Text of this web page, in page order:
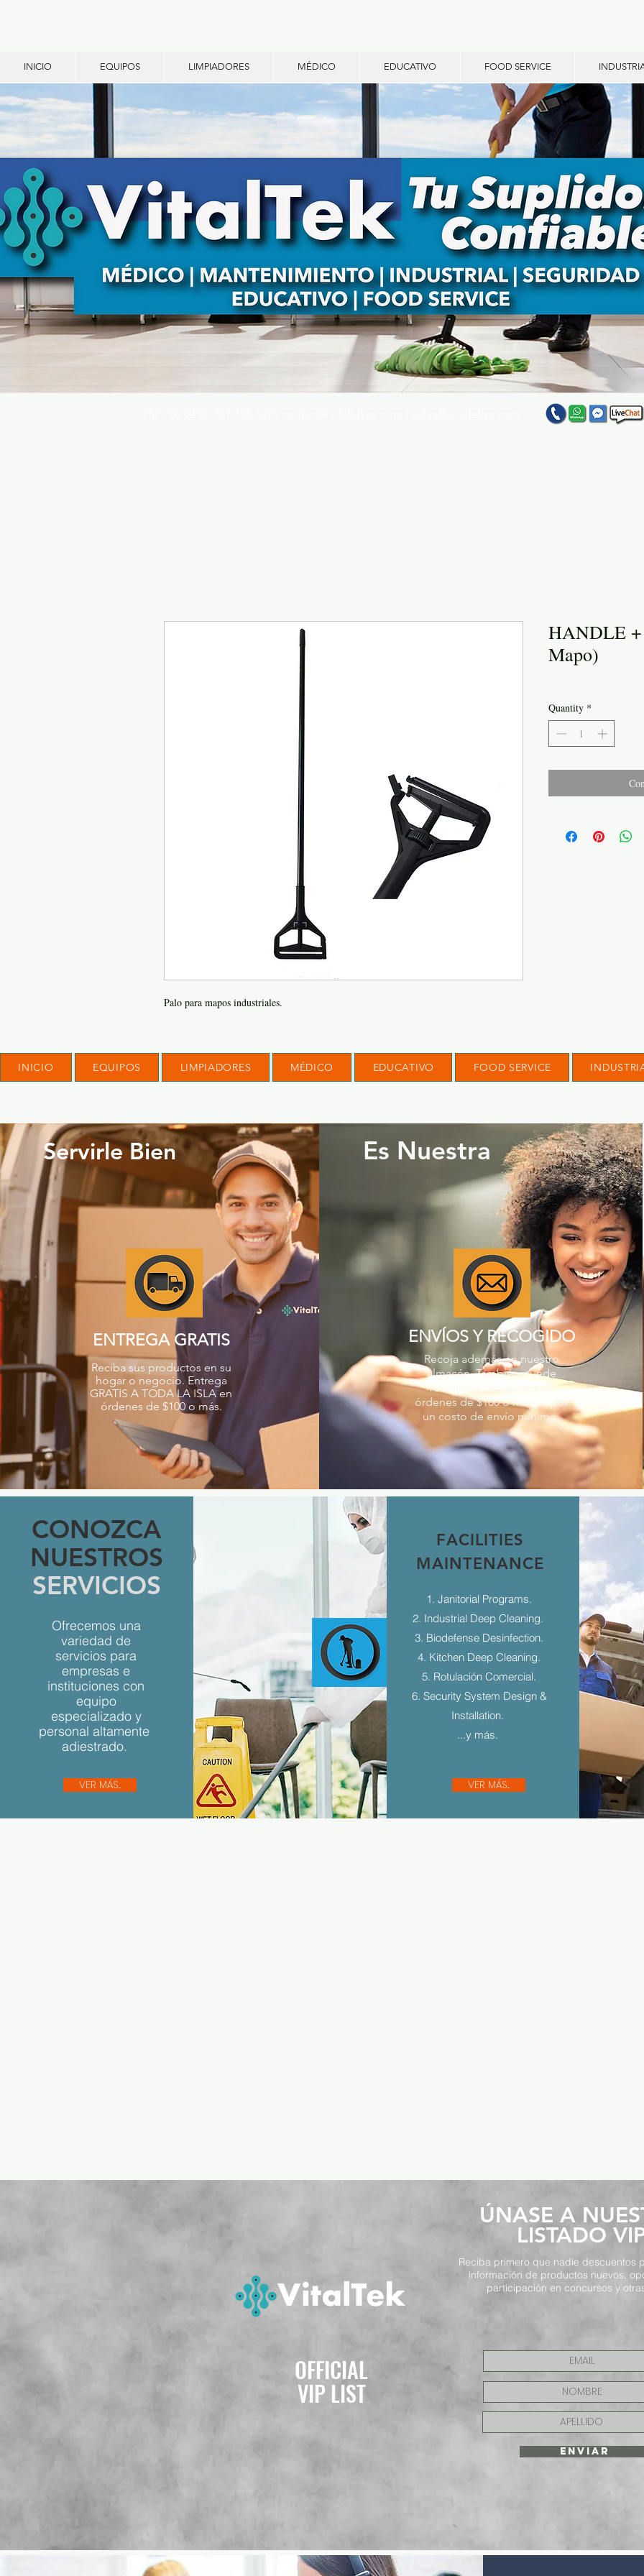
INICIO EQUIPOS LIMPIADORES MÉDICO EDUCATIVO FOOD SERVICE
Palo para mapos industriales.
HANDLE
Mapo)
Quantity *
INICIO EQUIPOS LIMPIADORES MÉDICO EDUCATIVO FOOD SERVICE
Servirle Bien
ENTREGA GRATIS
Reciba sus productos en su
hogar o negocio. Entrega
GRATIS A TODA LA ISLA en
órdenes de $100 o más.
Es Nuestra
ENVÍOS Y RECOGIDO
Recoja además en nuestro
almacén. También puede
recibir sus productos en
órdenes de $100 o menos por
un costo de envío mínimo.
CONOZCA
NUESTROS
SERVICIOS
Ofrecemos una
variedad de
servicios para
empresas e
instituciones con
equipo
especializado y
personal altamente
adiestrado.
VER MÁS...
FACILITIES
MAINTENANCE
1. Janitorial Programs.
2. Industrial Deep Cleaning.
3. Biodefense Desinfection.
4. Kitchen Deep Cleaning.
5. Rotulación Comercial.
6. Security System Design &
Installation.
...y más.
VER MÁS...
​ÚNASE A
LISTADO
Reciba primero que nadie descuentos
información de productos nuevos,
participación en concursos y
OFFICIAL
VIP LIST
ENVIAR